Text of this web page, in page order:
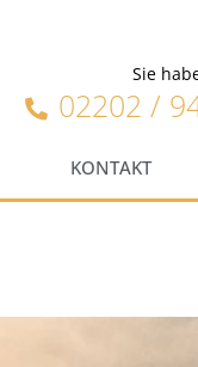
Sie
02202 /
KONTAKT